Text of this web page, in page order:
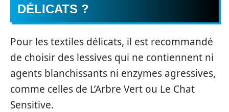
DÉLICATS ?
Pour les textiles délicats, il est recommandé
de choisir des lessives qui ne contiennent ni
agents blanchissants ni enzymes agressives,
comme celles de L’Arbre Vert ou Le Chat
Sensitive.